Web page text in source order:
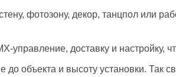
фотозону, декор, танцпол или
управление, доставку и настройку,
объекта и высоту установки. Так